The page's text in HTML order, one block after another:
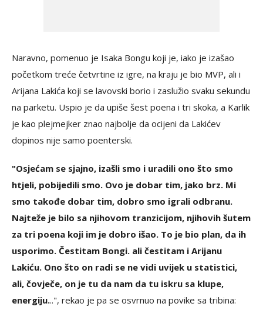
Naravno, pomenuo je Isaka Bongu koji je, iako je izašao
početkom treće četvrtine iz igre, na kraju je bio MVP, ali i
Arijana Lakića koji se lavovski borio i zaslužio svaku sekundu
na parketu. Uspio je da upiše šest poena i tri skoka, a Karlik
je kao plejmejker znao najbolje da ocijeni da Lakićev
dopinos nije samo poenterski.
"Osjećam se sjajno, izašli smo i uradili ono što smo
htjeli, pobijedili smo. Ovo je dobar tim, jako brz. Mi
smo takođe dobar tim, dobro smo igrali odbranu.
Najteže je bilo sa njihovom tranzicijom, njihovih šutem
za tri poena koji im je dobro išao. To je bio plan, da ih
usporimo. Čestitam Bongi. ali čestitam i Arijanu
Lakiću. Ono što on radi se ne vidi uvijek u statistici,
ali, čovječe, on je tu da nam da tu iskru sa klupe,
energiju...", rekao je pa se osvrnuo na povike sa tribina: